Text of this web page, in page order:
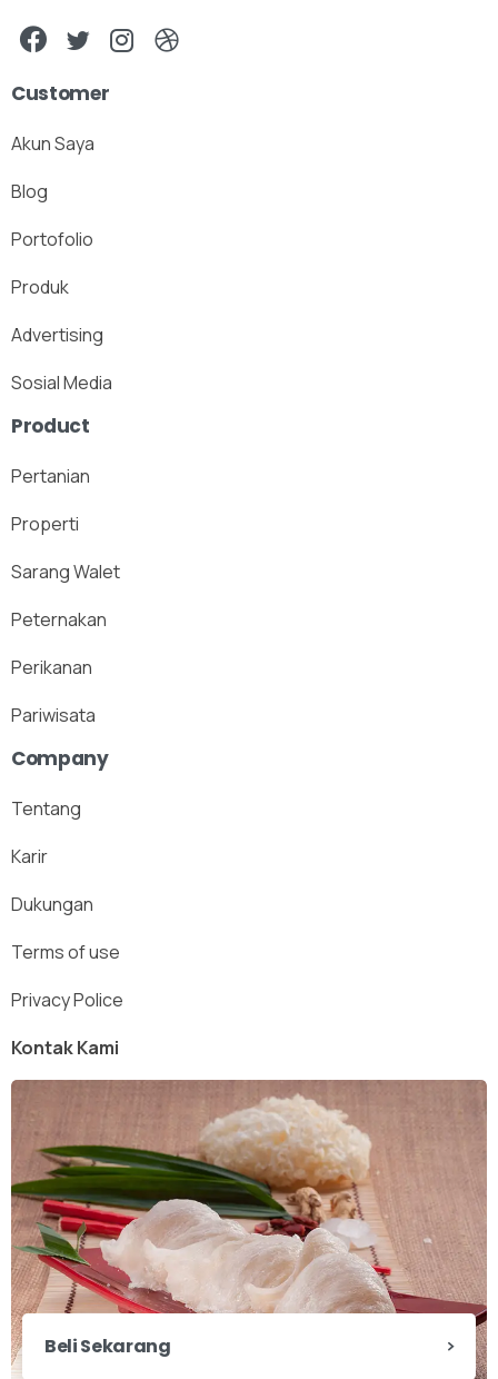
Customer
Akun Saya
Blog
Portofolio
Produk
Advertising
Sosial Media
Product
Pertanian
Properti
Sarang Walet
Peternakan
Perikanan
Pariwisata
Company
Tentang
Karir
Dukungan
Terms of use
Privacy Police
Kontak Kami
Beli Sekarang